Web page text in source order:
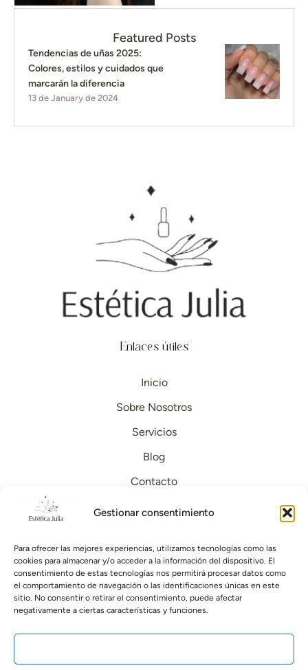
Gestionar consentimiento
Para ofrecer las mejores experiencias, utilizamos tecnologías como las
cookies para almacenar y/o acceder a la información del dispositivo. El
consentimiento de estas tecnologías nos permitirá procesar datos como
el comportamiento de navegación o las identificaciones únicas en este
sitio. No consentir o retirar el consentimiento, puede afectar
negativamente a ciertas características y funciones.
Featured Posts
Tendencias de uñas 2025:
Colores, estilos y cuidados que
marcarán la diferencia
13 de January de 2024
Enlaces útiles
Inicio
Sobre Nosotros
Servicios
Blog
Contacto
Páginas legales
Aviso Legal
Personalizar Cookies
Politica de privacidad
Contacto